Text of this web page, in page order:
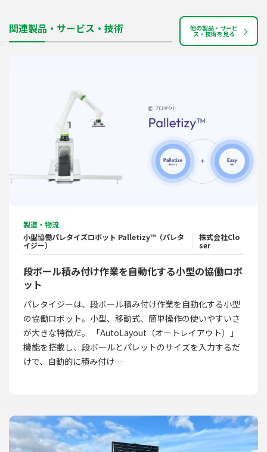
関連製品・サービス・技術 他の製品・サービ
ス・技術を見る
製造・物流
小型協働パレタイズロボット Palletizy™（パレタ
イジー）
株式会社Clo
ser
段ボール積み付け作業を自動化する小型の協働ロボ
ット
パレタイジーは、段ボール積み付け作業を自動化する小型
の協働ロボット。小型、移動式、簡単操作の使いやすいさ
が大きな特徴だ。 「AutoLayout（オートレイアウト）」
機能を搭載し、段ボールとパレットのサイズを入力するだ
けで、自動的に積み付け…